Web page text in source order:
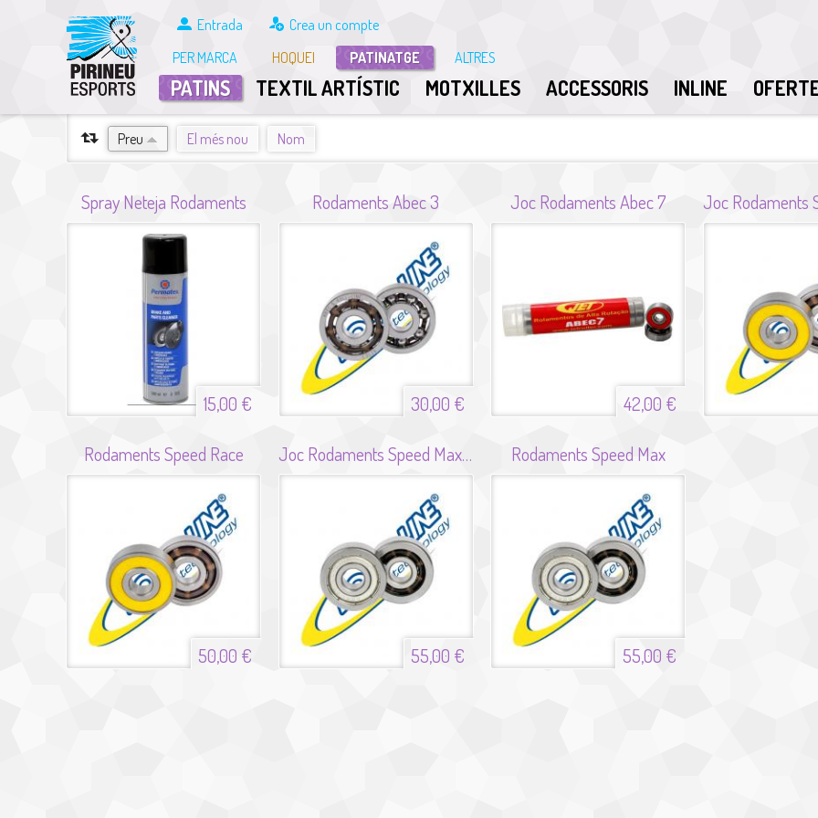
Entrada
Crea un compte
PER MARCA
HOQUEI PATINATGE ALTRES
PATINS TEXTIL ARTÍSTIC MOTXILLES ACCESSORIS INLINE
ORDENA PER
Preu El més nou Nom
Spray Neteja Rodaments
15,00 €
Rodaments Abec 3
30,00 €
Joc Rodaments Abec 7
42,00 €
Rodaments Speed Race
50,00 €
Joc Rodaments Speed Max Abec 9
55,00 €
Rodaments Speed Max
55,00 €